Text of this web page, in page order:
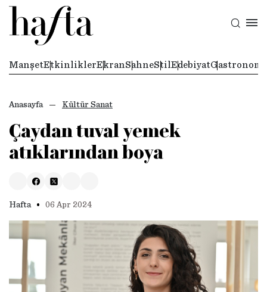
ManşetEtkinliklerEkranSahneStil EdebiyatGastronomi
Anasayfa Kültür Sanat
Çaydan tuval yemek
atıklarından boya
Hafta • 06 Apr 2024